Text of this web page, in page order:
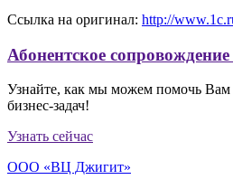
Ссылка на оригинал: http://
Абонентское
Узнайте, как мы можем помочь
бизнес-задач!
Узнать сейчас
ООО «ВЦ Джигит»